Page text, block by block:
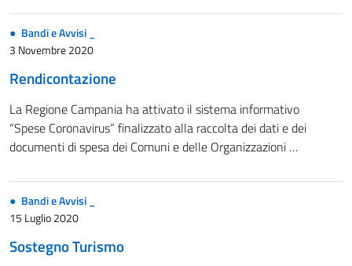
Bandi e Avvisi _
3 Novembre 2020
Rendicontazione
La Regione Campania ha attivato il sistema informativo
“Spese Coronavirus” finalizzato alla raccolta dei dati e dei
documenti di spesa dei Comuni e delle Organizzazioni …
Bandi e Avvisi _
15 Luglio 2020
Sostegno Turismo